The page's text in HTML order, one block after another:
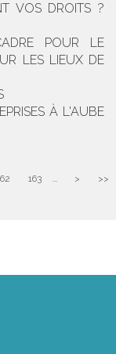
VOS DROITS ?
POUR LE
LES LIEUX DE
À L'AUBE
163 ... > >>